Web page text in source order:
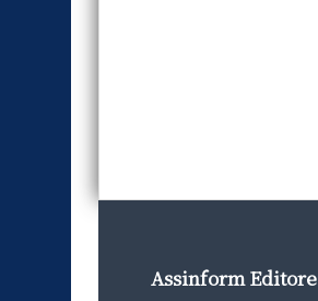
Assinform Editore